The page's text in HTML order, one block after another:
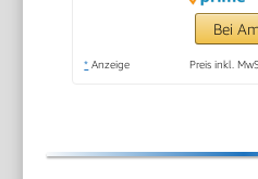
Bei
* Anzeige Preis inkl.